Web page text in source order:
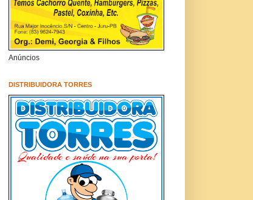
Anúncios
DISTRIBUIDORA TORRES